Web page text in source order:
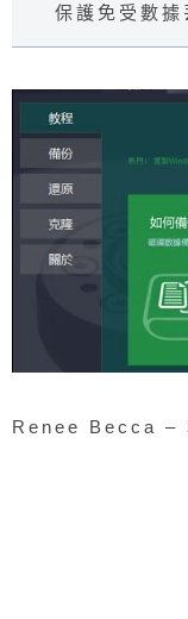
保護免受數據
Renee Becca –